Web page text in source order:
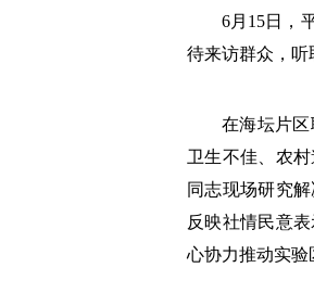
6月15日，
待来访群众，听
在海坛片
卫生不佳、农
同志现场研究
反映社情民意
心协力推动实验